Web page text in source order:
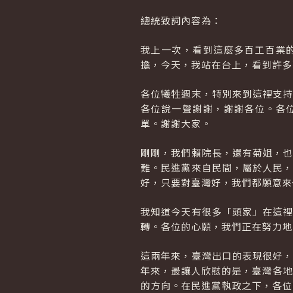
總統致詞內容為：
我上一次，看到這麼多百工百業
擔，今天，我站在台上，看到許
各位犧牲週末，特別來到這裡支
各位說一聲謝謝，謝謝各位。各
單。謝謝大家。
剛剛，我們賴院長，還有菊姐，
難。民進黨來自民間，屬於人民
好，只要對臺灣好，我們都願意來
我知道今天有很多「頭家」在這
轉。各位的心願，我們正在努力
這兩年來，臺灣出口的表現很好
年來，最讓人欣慰的是，臺灣各
的方向。在民進黨執政之下，各